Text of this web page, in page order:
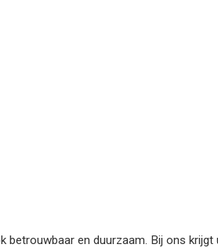
betrouwbaar en duurzaam. Bij ons